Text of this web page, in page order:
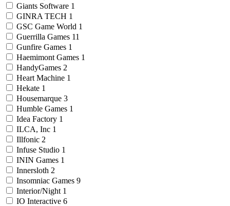
Giants Software 1
GINRA TECH 1
GSC Game World 1
Guerrilla Games 11
Gunfire Games 1
Haemimont Games 1
HandyGames 2
Heart Machine 1
Hekate 1
Housemarque 3
Humble Games 1
Idea Factory 1
ILCA, Inc 1
Illfonic 2
Infuse Studio 1
ININ Games 1
Innersloth 2
Insomniac Games 9
Interior/Night 1
IO Interactive 6